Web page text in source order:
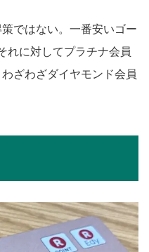
ではない。一番安いゴー
れに対してプラチナ会員
ざわざダイヤモンド会員